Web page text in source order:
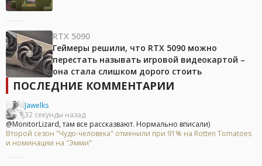
RTX 5090
Геймеры решили, что RTX 5090 можно
перестать называть игровой видеокартой –
она стала слишком дорого стоить
ПОСЛЕДНИЕ КОММЕНТАРИИ
Jawelks
32 секунды назад
@MonitorLizard, там все рассказвают. Нормально вписали)
Второй сезон "Чудо-человека" отменили при 91% на Rotten Tomatoes
и номинации на "Эмми"